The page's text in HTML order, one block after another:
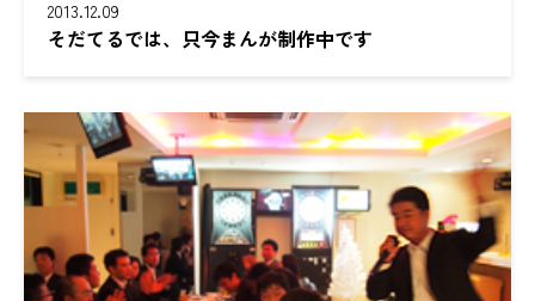
2013.12.09
そだてるでは、只今まんが制作中です